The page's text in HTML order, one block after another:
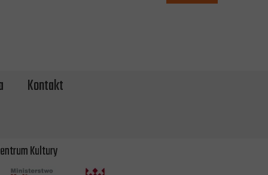
Kultury
Kontakt